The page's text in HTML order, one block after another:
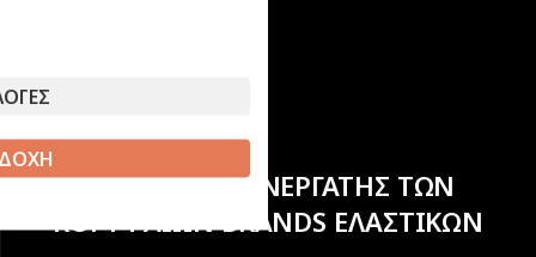
ΕΠΙΣΗΜΟΣ ΣΥΝΕΡΓΑΤΗΣ ΤΩΝ
ΚΟΡΥΦΑΙΩΝ BRANDS ΕΛΑΣΤΙΚΩΝ